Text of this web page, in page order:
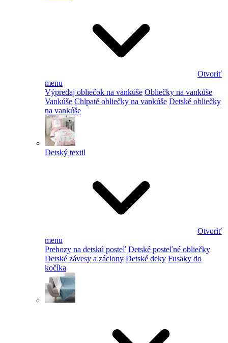
Otvoriť
menu
Výpredaj obliečok na vankúše Obliečky na vankúše
Vankúše Chlpaté obliečky na vankúše Detské obliečky
na vankúše
Detský textil
Otvoriť
menu
Prehozy na detskú posteľ Detské posteľné obliečky
Detské závesy a záclony Detské deky Fusaky do
kočíka